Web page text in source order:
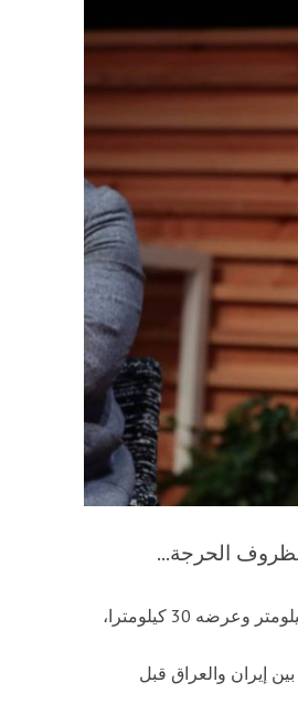
الحرجة...
أكد رئيس شركة إينيل الإيطالية، باولو سكاروني، أن مضيق هرمز يبلغ طوله 200 كيلومتر وعرضه 30 كيلومترا،
إيران والعراق قبل